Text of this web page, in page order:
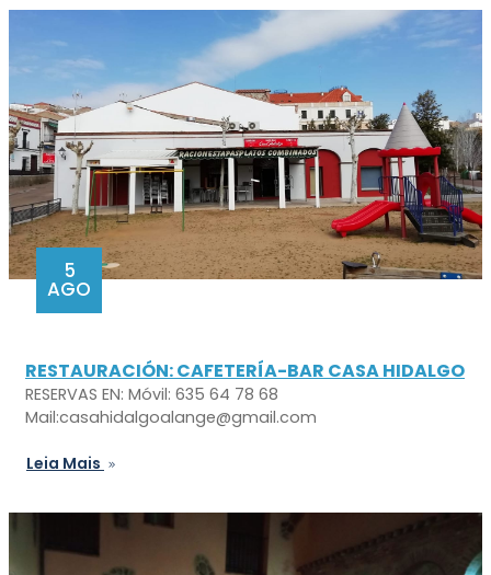
5
AGO
RESTAURACIÓN: CAFETERÍA-BAR CASA HIDALGO
RESERVAS EN: Móvil: 635 64 78 68
Mail:casahidalgoalange@gmail.com
Leia Mais